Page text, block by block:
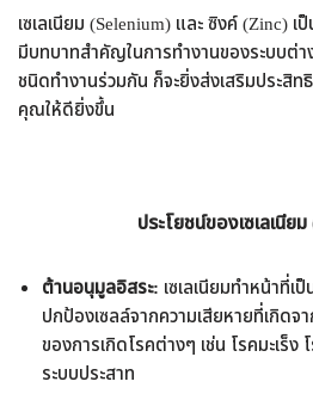
เซเลเนียม (Selenium) และ ซิงค์ (Zinc)
มีบทบาทสำคัญในการทำงานของระบบต่า
ชนิดทำงานร่วมกัน ก็จะยิ่งส่งเสริมประสิ
คุณให้ดียิ่งขึ้น
ประโยชน์ของเซเลเนีย
ต้านอนุมูลอิสระ: เซเลเนียมทำหน้าที่
ปกป้องเซลล์จากความเสียหายที่เกิดจ
ของการเกิดโรคต่างๆ เช่น โรคมะเร็ง
ระบบประสาท